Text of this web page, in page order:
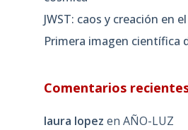
JWST: caos y creación en
Primera imagen científica
Comentarios
laura lopez en AÑO-LUZ